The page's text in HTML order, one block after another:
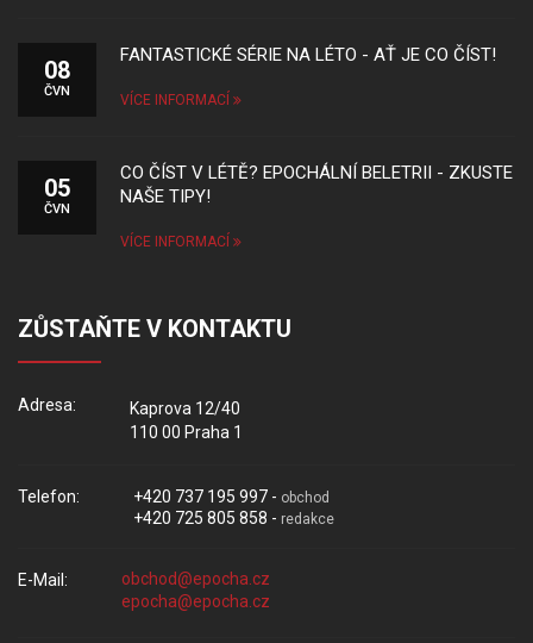
08
ČVN
FANTASTICKÉ SÉRIE NA LÉTO - AŤ JE CO ČÍST!
VÍCE INFORMACÍ
05
ČVN
CO ČÍST V LÉTĚ? EPOCHÁLNÍ BELETRII - ZKUSTE
NAŠE TIPY!
VÍCE INFORMACÍ
ZŮSTAŇTE V KONTAKTU
Adresa:
Kaprova 12/40
110 00 Praha 1
Telefon: +420 737 195 997 - obchod
+420 725 805 858 - redakce
E-Mail: